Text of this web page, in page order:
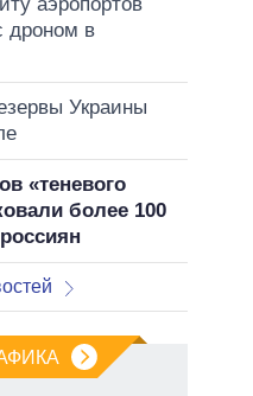
дроном в
Украины
«теневого
более 100